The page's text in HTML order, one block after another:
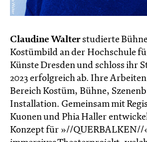
Claudine Walterstudierte
Kostümbild an der Hochschule
Künste Dresden und schloss ihr
2023 erfolgreich ab. Ihre
Bereich Kostüm, Bühne,
Installation. Gemeinsam mit
Kuonen und Phia Haller
Konzept für »//QUERBALKEN//